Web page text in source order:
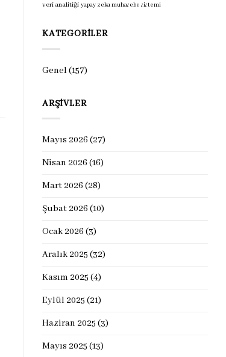
veri analitiği yapay zeka muhasebe sistemi
KATEGORILER
Genel(157)
ARŞIVLER
Mayıs 2026 (27)
Nisan 2026 (16)
Mart 2026 (28)
Şubat 2026 (10)
Ocak 2026 (3)
Aralık 2025 (32)
Kasım 2025 (4)
Eylül 2025 (21)
Haziran 2025 (3)
Mayıs 2025 (13)